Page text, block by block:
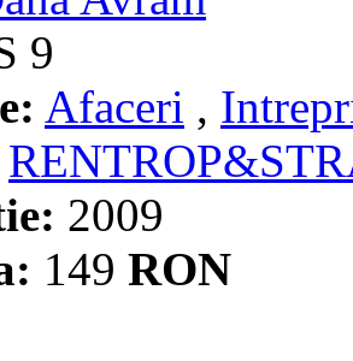
9
Afaceri ,
2009
149 RON